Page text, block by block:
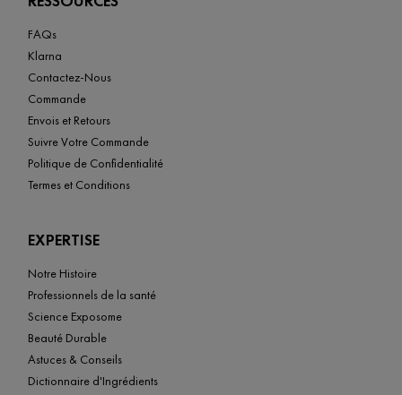
FAQs
Klarna
Contactez-Nous
Commande
Envois et Retours
Suivre Votre Commande
Politique de Confidentialité
Termes et Conditions
EXPERTISE
Notre Histoire
Professionnels de la santé
Science Exposome
Beauté Durable
Astuces & Conseils
Dictionnaire d'Ingrédients